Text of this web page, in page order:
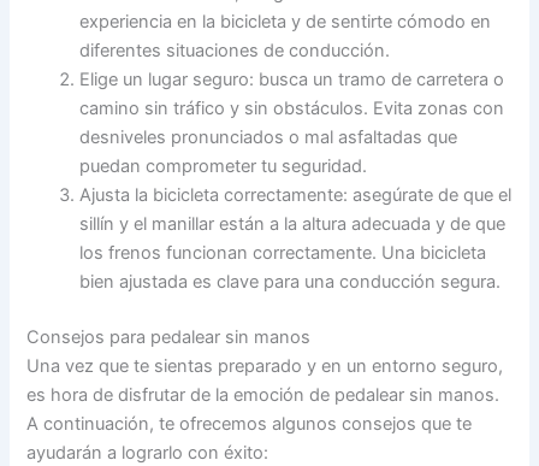
experiencia en la bicicleta y de sentirte cómodo en
diferentes situaciones de conducción.
Elige un lugar seguro: busca un tramo de carretera o
camino sin tráfico y sin obstáculos. Evita zonas con
desniveles pronunciados o mal asfaltadas que
puedan comprometer tu seguridad.
Ajusta la bicicleta correctamente: asegúrate de que el
sillín y el manillar están a la altura adecuada y de que
los frenos funcionan correctamente. Una bicicleta
bien ajustada es clave para una conducción segura.
Consejos para pedalear sin manos
Una vez que te sientas preparado y en un entorno seguro,
es hora de disfrutar de la emoción de pedalear sin manos.
A continuación, te ofrecemos algunos consejos que te
ayudarán a lograrlo con éxito: